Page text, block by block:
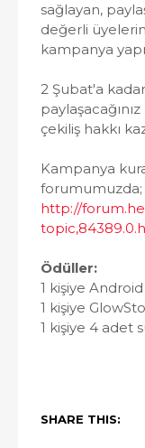
sağlayan,
değerli
kampanya
2 Şubat'a
çekiliş hakkı
Kampanya
forumumuzda;
http://
Ödüller:
1 kişiye
1 kişiye
1 kişiye 4 adet
SHARE THIS: